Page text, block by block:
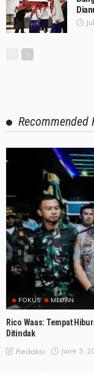
Recommended
FOKUS MEDAN
Rico Waas: Tempat
Ditindak
Redaksi June 3,